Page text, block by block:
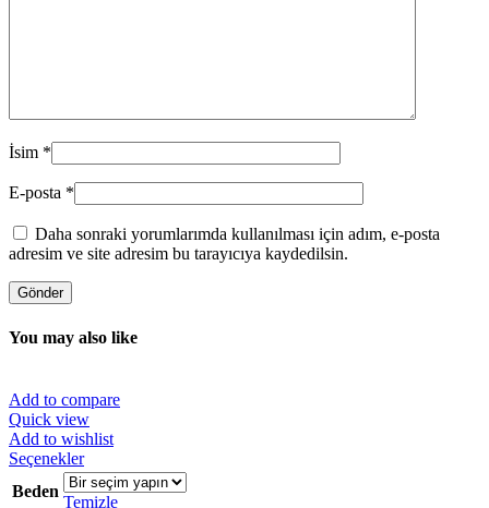
İsim *
E-posta *
Daha sonraki yorumlarımda kullanılması için adım, e-posta
adresim ve site adresim bu tarayıcıya kaydedilsin.
You may also like
Add to compare
Quick view
Add to wishlist
SeçeneklerBu
ürünün
birden
Beden
Temizle